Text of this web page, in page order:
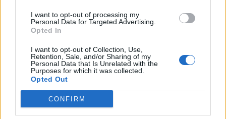
I want to opt-out of processing my
Personal Data for Targeted Advertising.
Opted In
I want to opt-out of Collection, Use,
Retention, Sale, and/or Sharing of my
Personal Data that Is Unrelated with the
Purposes for which it was collected.
Opted Out
CONFIRM
2026-8-7 KL. 13:33
Hemvändardag ska stärka gemenskapen i
Ingelstad